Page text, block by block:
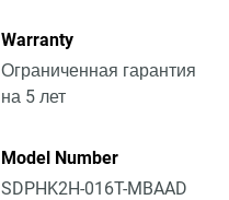
Warranty
Ограниченная гарантия
на 5 лет
Model Number
SDPHK2H-016T-MBAAD